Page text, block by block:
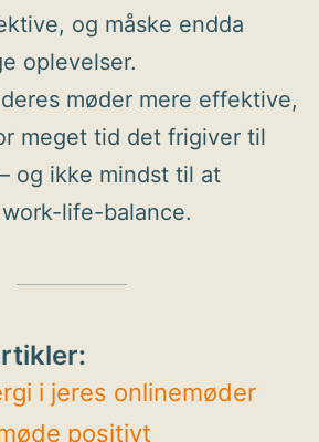
og måske endda
oplevelser.
møder mere effektive,
meget tid det frigiver til
og ikke mindst til at
life-balance.
i jeres onlinemøder
positivt